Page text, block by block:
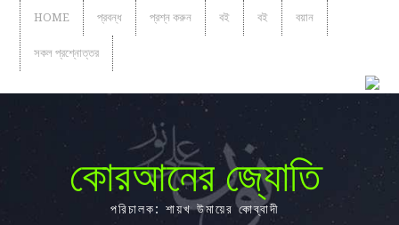
HOME প্রবন্ধ প্রশ্ন করুন বই বই বয়ান
সকল প্রশ্নোত্তর
কোরআনের জ্যোতি
পরিচালক: শায়খ উমায়ের কোব্বাদী